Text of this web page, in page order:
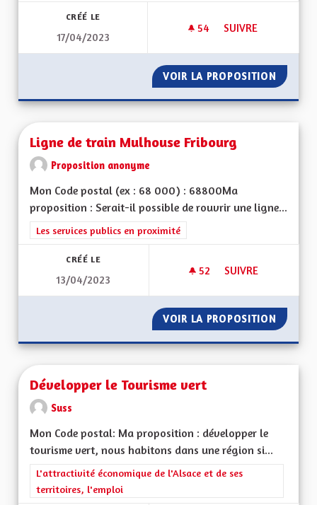
CRÉÉ LE
17/04/2023
54 54 ABONNÉS
SUIVRE
VOIR LA PROPOSITION
Ligne de train Mulhouse Fribourg
Proposition anonyme
Mon Code postal (ex : 68 000) : 68800Ma
proposition : Serait-il possible de rouvrir une ligne...
Filtrer les résultats de la catégorie : Les services publics en
Les services publics en proximité
CRÉÉ LE
13/04/2023
52 52 ABONNÉS
SUIVRE
VOIR LA PROPOSITION LIGNE
Développer le Tourisme vert
Suss
Mon Code postal: Ma proposition : développer le
tourisme vert, nous habitons dans une région si...
Filtrer les résultats de la catégorie : L'attractivité
L'attractivité économique de l'Alsace et de ses
territoires, l'emploi